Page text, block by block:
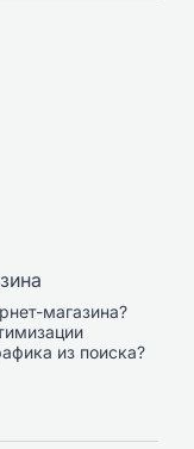
магазина?
из поиска?